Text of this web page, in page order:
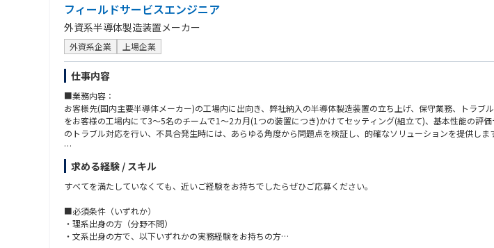
4) 会社の経営方針等を理解し、実践できる方
5) ラム装置の知識をお持ちの方尚可
6) 部署・年齢など壁なく積極的に国内(社内外)及び海外とコミュニケーションをとれる方
7) 英語コミュニケーションスキル（目安TOEIC 500点以上）
8) お互いを尊重するチームワークを持つ方
9) ⾃分から積極的に⾏動できる方
10) 取引先との問い合わせや折衝、手続き、納品の受け入れなどの業務経験をお持ちの方尚可
フィールドサービスエンジニア
外資系半導体製造装置メーカー
外資系企業 上場企業
仕事内容
■業務内容：
お客様先(国内主要半導体メーカー)の工場内に出向き、弊社納入の半導体製造装置の立ち上げ、保守業務、トラ
をお客様の工場内にて3～5名のチームで1～2カ月(1つの装置につき)かけてセッティング(組立て)、基本性能の
のトラブル対応を行い、不具合発生時には、あらゆる角度から問題点を検証し、的確なソリューションを提供します
※米国が本社のため、メールにて英語で連絡をとって頂く可能性がありますが、翻訳機などを使いながらでの業務
■業務内容詳細
①カスタマーサポート、オンサイト業務：
・新規納入装置の立ち上げ：据え付け、組み立て、調整、性能確認
・装置のサポート：メンテナンス作業、故障修理等
求める経験 / スキル
すべてを満たしていなくても、近いご経験をお持ちでしたらぜひご応募ください。
■必須条件（いずれか）
・理系出身の方（分野不問）
・文系出身の方で、以下いずれかの実務経験をお持ちの方